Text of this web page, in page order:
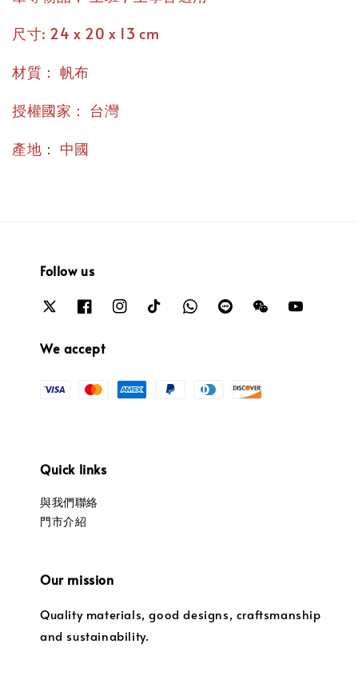
尺寸: 24 x 20 x 13 cm
材質 ： 帆布
授權國家 ： 台灣
產地 ： 中國
Follow us
We accept
Quick links
與我們聯絡
門市介紹
Our mission
Quality materials, good designs, craftsmanship
and sustainability.